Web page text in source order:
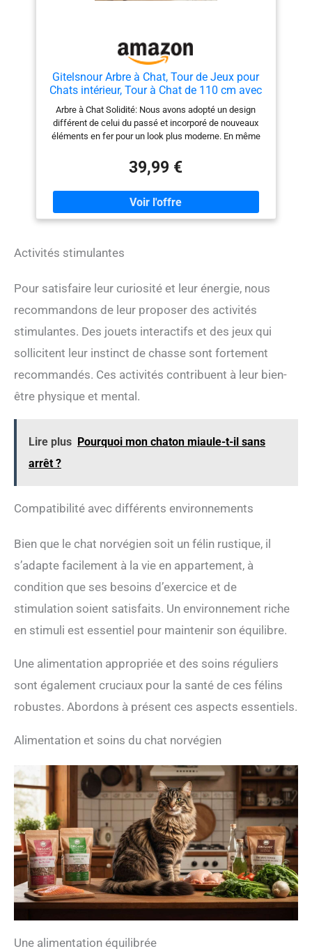
Gitelsnour Arbre à Chat, Tour de Jeux pour
Chats intérieur, Tour à Chat de 110 cm avec
Tube en Acier Robuste, hamac, Niche pour
Petits Chats et Chatons, poteaux à griffer,
Gris foncé GCT004SG-2
Arbre à Chat Solidité: Nous avons adopté un design
différent de celui du passé et incorporé de nouveaux
éléments en fer pour un look plus moderne. En même
durable et plus solide Condominium Confortable Pour
Chat : La plate-forme supérieure de 40 x 20 cm est
suffisamment grande pour que les chats puissent s'y
allonger confortablement. La maison pour chat à deux
portes permet à votre adorable chat d'aller et venir à sa
enveloppé et se sent rapidement en sécurité. Le hamac
également aux chats de jouer Matériaux Sains : Cette
tour à chat est fabriquée en sisal naturel et testé, qui
est non seulement solide et résistant à l'usure, mais
chats une expérience confortable Facile à Installer Et
Sûr : Nous avons fourni des instructions détaillées et
d'installation afin que vous puissiez facilement réaliser
39,99 €
Activités stimulantes
Pour satisfaire leur curiosité et leur énergie, nous
recommandons de leur proposer des activités
stimulantes. Des jouets interactifs et des jeux qui
sollicitent leur instinct de chasse sont fortement
recommandés. Ces activités contribuent à leur bien-
être physique et mental.
Lire plus Pourquoi mon chaton miaule-t-il sans
arrêt ?
Compatibilité avec différents environnements
Bien que le chat norvégien soit un félin rustique, il
s’adapte facilement à la vie en appartement, à
condition que ses besoins d’exercice et de
stimulation soient satisfaits. Un environnement riche
en stimuli est essentiel pour maintenir son équilibre.
Une alimentation appropriée et des soins réguliers
sont également cruciaux pour la santé de ces félins
robustes. Abordons à présent ces aspects essentiels.
Alimentation et soins du chat norvégien
Une alimentation équilibrée